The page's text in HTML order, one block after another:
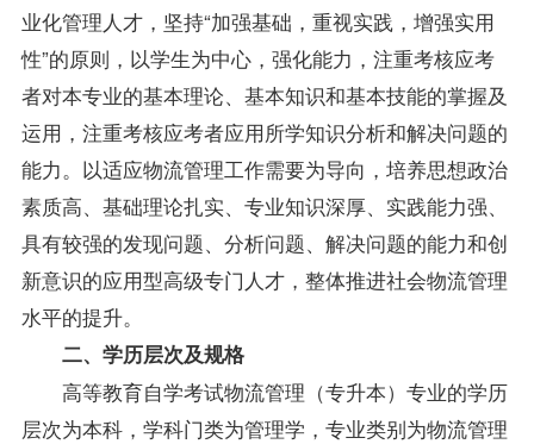
业化管理人才，坚持“加强基础，重视实践，增强实用
性”的原则，以学生为中心，强化能力，注重考核应考
者对本专业的基本理论、基本知识和基本技能的掌握及
运用，注重考核应考者应用所学知识分析和解决问题的
能力。以适应物流管理工作需要为导向，培养思想政治
素质高、基础理论扎实、专业知识深厚、实践能力强、
具有较强的发现问题、分析问题、解决问题的能力和创
新意识的应用型高级专门人才，整体推进社会物流管理
水平的提升。
二、学历层次及规格
高等教育自学考试物流管理（专升本）专业的学历
层次为本科，学科门类为管理学，专业类别为物流管理